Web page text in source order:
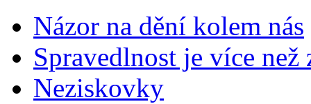
Názor na dění kolem nás
Spravedlnost je více než
Neziskovky